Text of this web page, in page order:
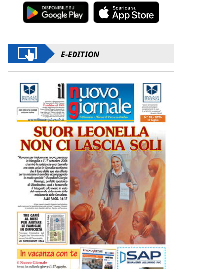
E-EDITION